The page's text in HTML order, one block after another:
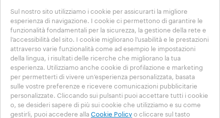
Note Legali e Privacy
Termini di utilizzo
Condizioni di vendita e-commerce
Termini e condizioni Lavazza da te
Disdici l'ordine o l'abbonamento qui
SCEGLI IL TUO PAESE
ITALIA
ITALIA
ALTRE NAZIONI
Sul nostro sito utilizziamo i cookie per assicurarti la migliore
esperienza di navigazione. I cookie ci permettono di garantire le
funzionalità fondamentali per la sicurezza, la gestione della rete e
l’accessibilità del sito. I cookie migliorano l’usabilità e le prestazioni
attraverso varie funzionalità come ad esempio le impostazioni
della lingua, i risultati delle ricerche che migliorano la tua
esperienza. Utilizziamo anche cookie di profilazione e marketing
per permetterti di vivere un’esperienza personalizzata, basata
sulle vostre preferenze e ricevere comunicazioni pubblicitarie
personalizzate. Cliccando sui pulsanti puoi accettare tutti i cookie
o, se desideri sapere di più sui cookie che utilizziamo e su come
gestirli, puoi accedere alla Cookie Policy o cliccare sul tasto